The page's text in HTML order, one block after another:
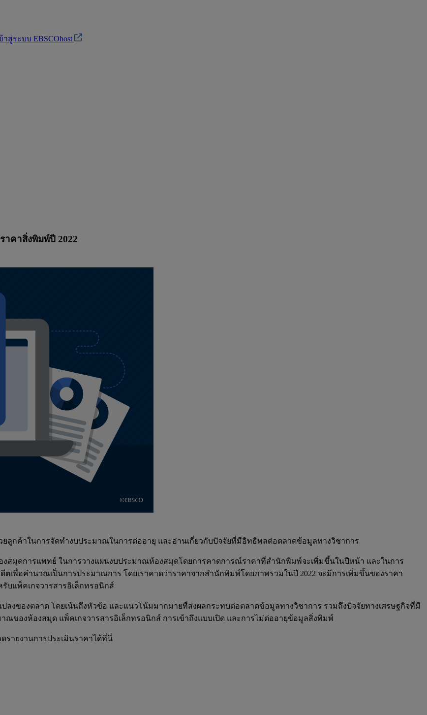
าสู่ระบบ EBSCOhost
าคาสิ่งพิมพ์ปี 2022
ยลูกค้าในการจัดทำงบประมาณในการต่ออายุ และอ่านเกี่ยวกับปัจจัยที่มีอิทธิพลต่อตลาดข้อมูลทางวิชาการ
งสมุดการแพทย์ ในการวางแผนงบประมาณห้องสมุดโดยการคาดการณ์ราคาที่สำนักพิมพ์จะเพิ่มขึ้นในปีหน้า และในการ
เพื่อคำนวณเป็นการประมาณการ โดยเราคาดว่าราคาจากสำนักพิมพ์โดยภาพรวมในปี 2022 จะมีการเพิ่มขึ้นของราคา
บแพ็คเกจวารสารอิเล็กทรอนิกส์
ลงของตลาด โดยเน้นถึงหัวข้อ และแนวโน้มมากมายที่ส่งผลกระทบต่อตลาดข้อมูลทางวิชาการ รวมถึงปัจจัยทางเศรษฐกิจที่มี
ของห้องสมุด แพ็คเกจวารสารอิเล็กทรอนิกส์ การเข้าถึงแบบเปิด และการไม่ต่ออายุข้อมูลสิ่งพิมพ์
ายงานการประเมินราคาได้ที่นี่